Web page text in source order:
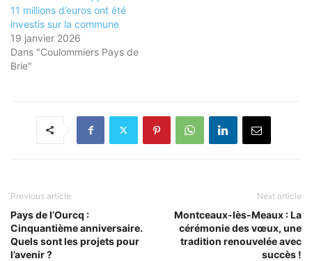
11 millions d’euros ont été
investis sur la commune
19 janvier 2026
Dans "Coulommiers Pays de
Brie"
Previous article
Pays de l’Ourcq :
Cinquantième anniversaire.
Quels sont les projets pour
l’avenir ?
Next article
Montceaux-lès-Meaux : La
cérémonie des vœux, une
tradition renouvelée avec
succès !